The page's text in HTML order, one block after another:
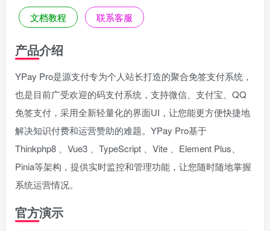
文档教程 联系客服
产品介绍
YPay Pro是源支付专为个人站长打造的聚合免签支付系统，
也是目前广受欢迎的码支付系统，支持微信、支付宝、QQ
免签支付，采用全新轻量化的界面UI，让您能更方便快捷地
解决知识付费和运营赞助的难题。YPay Pro基于
Thinkphp8 、Vue3 、TypeScript 、Vite 、Element Plus、
Pinia等架构，提供实时监控和管理功能，让您随时随地掌握
系统运营情况。
官方演示